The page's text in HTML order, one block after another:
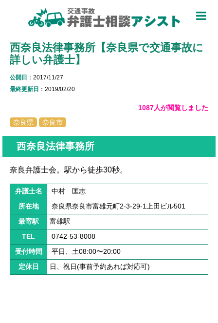
西奈良法律事務所【奈良県で交通事故に
詳しい弁護士】
公開日 ：2017/11/27
最終更新日 ：2019/02/20
1087人が閲覧しました
奈良県
奈良市
西奈良法律事務所
奈良弁護士会。駅から徒歩30秒。
弁護士名 中村 匡志
所在地 奈良県奈良市富雄元町2-3-29-1上田ビル501
最寄駅 富雄駅
TEL 0742-53-8008
受付時間 平日、土08:00〜20:00
定休日 日、祝日(事前予約あれば対応可)
被害者のための基礎知識 ▼
被害者になったら
適用できる保険を知る
弁護士特約について知る
加害者側について知る
被害に関する用語を知る
解決までの流れ ▼
ケガの治療
症状固定
後遺障害認定